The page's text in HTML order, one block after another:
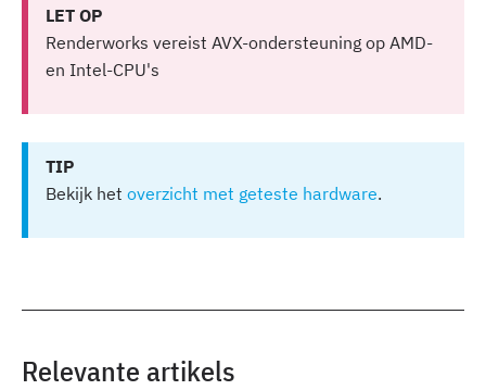
LET OP
Renderworks vereist AVX-ondersteuning op AMD-
en Intel-CPU's
TIP
Bekijk het overzicht met geteste hardware.
Relevante artikels